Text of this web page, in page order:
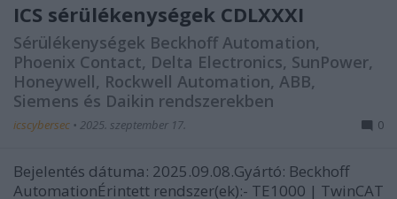
ICS sérülékenységek CDLXXXI
Sérülékenységek Beckhoff Automation,
Phoenix Contact, Delta Electronics, SunPower,
Honeywell, Rockwell Automation, ABB,
Siemens és Daikin rendszerekben
icscybersec • 2025. szeptember 17. 0
Bejelentés dátuma: 2025.09.08.Gyártó: Beckhoff
AutomationÉrintett rendszer(ek):- TE1000 | TwinCAT